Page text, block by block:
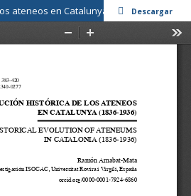
ateneos en Catalunya (1836-1936)
Descargar